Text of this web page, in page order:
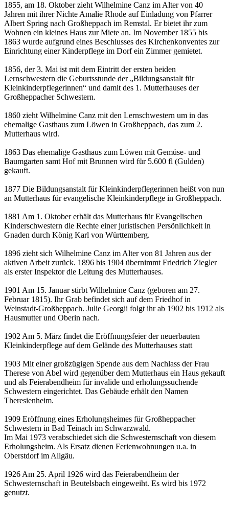
1855, am 18. Oktober zieht Wilhelmine Canz im Alter von 40
Jahren mit ihrer Nichte Amalie Rhode auf Einladung von Pfarrer
Albert Spring nach Großheppach im Remstal. Er bietet ihr zum
Wohnen ein kleines Haus zur Miete an. Im November 1855 bis
1863 wurde aufgrund eines Beschlusses des Kirchenkonventes zur
Einrichtung einer Kinderpflege im Dorf ein Zimmer gemietet.
1856, der 3. Mai ist mit dem Eintritt der ersten beiden
Lernschwestern die Geburtsstunde der „Bildungsanstalt für
Kleinkinderpflegerinnen“ und damit des 1. Mutterhauses der
Großheppacher Schwestern.
1860 zieht Wilhelmine Canz mit den Lernschwestern um in das
ehemalige Gasthaus zum Löwen in Großheppach, das zum 2.
Mutterhaus wird.
1863 Das ehemalige Gasthaus zum Löwen mit Gemüse- und
Baumgarten samt Hof mit Brunnen wird für 5.600 fl (Gulden)
gekauft.
1877 Die Bildungsanstalt für Kleinkinderpflegerinnen heißt von nun
an Mutterhaus für evangelische Kleinkinderpflege in Großheppach.
1881 Am 1. Oktober erhält das Mutterhaus für Evangelischen
Kinderschwestern die Rechte einer juristischen Persönlichkeit in
Gnaden durch König Karl von Württemberg.
1896 zieht sich Wilhelmine Canz im Alter von 81 Jahren aus der
aktiven Arbeit zurück. 1896 bis 1904 übernimmt Friedrich Ziegler
als erster Inspektor die Leitung des Mutterhauses.
1901 Am 15. Januar stirbt Wilhelmine Canz (geboren am 27.
Februar 1815). Ihr Grab befindet sich auf dem Friedhof in
Weinstadt-Großheppach. Julie Georgii folgt ihr ab 1902 bis 1912 als
Hausmutter und Oberin nach.
1902 Am 5. März findet die Eröffnungsfeier der neuerbauten
Kleinkinderpflege auf dem Gelände des Mutterhauses statt
1903 Mit einer großzügigen Spende aus dem Nachlass der Frau
Therese von Abel wird gegenüber dem Mutterhaus ein Haus gekauft
und als Feierabendheim für invalide und erholungssuchende
Schwestern eingerichtet. Das Gebäude erhält den Namen
Theresienheim.
1909 Eröffnung eines Erholungsheimes für Großheppacher
Schwestern in Bad Teinach im Schwarzwald.
Im Mai 1973 verabschiedet sich die Schwesternschaft von diesem
Erholungsheim. Als Ersatz dienen Ferienwohnungen u.a. in
Oberstdorf im Allgäu.
1926 Am 25. April 1926 wird das Feierabendheim der
Schwesternschaft in Beutelsbach eingeweiht. Es wird bis 1972
genutzt.